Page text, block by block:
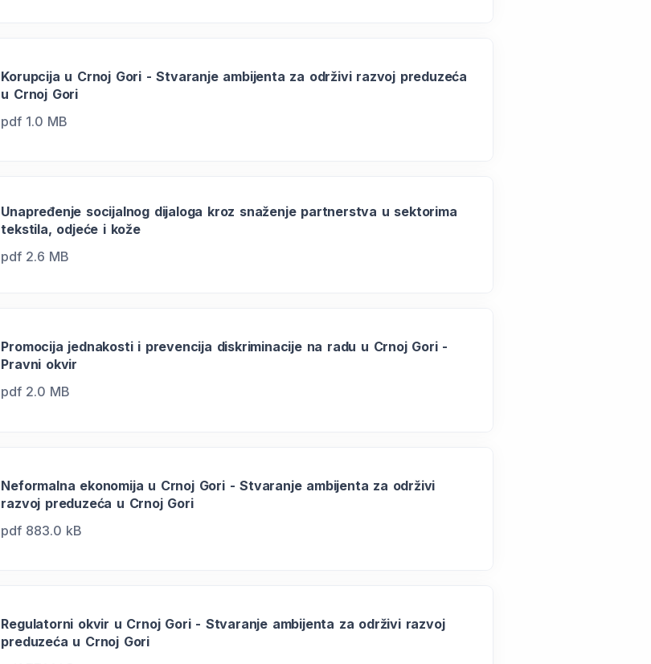
Korupcija u Crnoj Gori - Stvaranje ambijenta za održivi razvoj preduzeća
u Crnoj Gori
pdf 1.0 MB
Unapređenje socijalnog dijaloga kroz snaženje partnerstva u sektorima
tekstila, odjeće i kože
pdf 2.6 MB
Promocija jednakosti i prevencija diskriminacije na radu u Crnoj Gori -
Pravni okvir
pdf 2.0 MB
Neformalna ekonomija u Crnoj Gori - Stvaranje ambijenta za održivi
razvoj preduzeća u Crnoj Gori
pdf 883.0 kB
Regulatorni okvir u Crnoj Gori - Stvaranje ambijenta za održivi razvoj
preduzeća u Crnoj Gori